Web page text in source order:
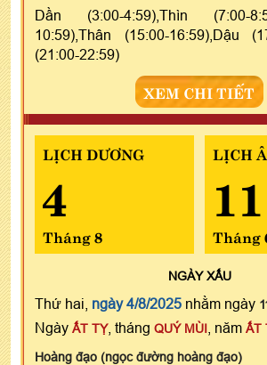
Dần (3:00-4:59),Thìn (7:00-
10:59),Thân (15:00-16:59),Dậu
(21:00-22:59)
XEM CHI TIẾT
LỊCH DƯƠNG
4
Tháng 8
LỊCH
11
Tháng
NGÀYXẤU
Thứ hai, ngày 4/8/2025 nhằm ngày
Ngày ẤT TỴ, tháng QUÝ MÙI , năm ẤT
Hoàng đạo (ngọc đường hoàng đạo)